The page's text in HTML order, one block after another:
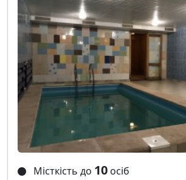
Місткість до 10 осіб